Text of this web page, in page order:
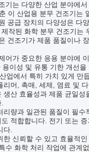
기는 다양한 산업 분야에
이 산업용 분무 건조기는
공급 장치의 다양성은 다
작된 화학 분무 건조기
건조기가 제품 품질이나
어가 중요한 응용 분야에
이성 및 유통 기한 개선
업에서 특히 가치 있게 만
머, 촉매, 세제, 염료 및
산 효율성과 제품 균일
량과 일관된 품질이 필
적합합니다. 전기 또는
다.
신뢰할 수 있고 효율적
수 화학 처리 작업에 관계